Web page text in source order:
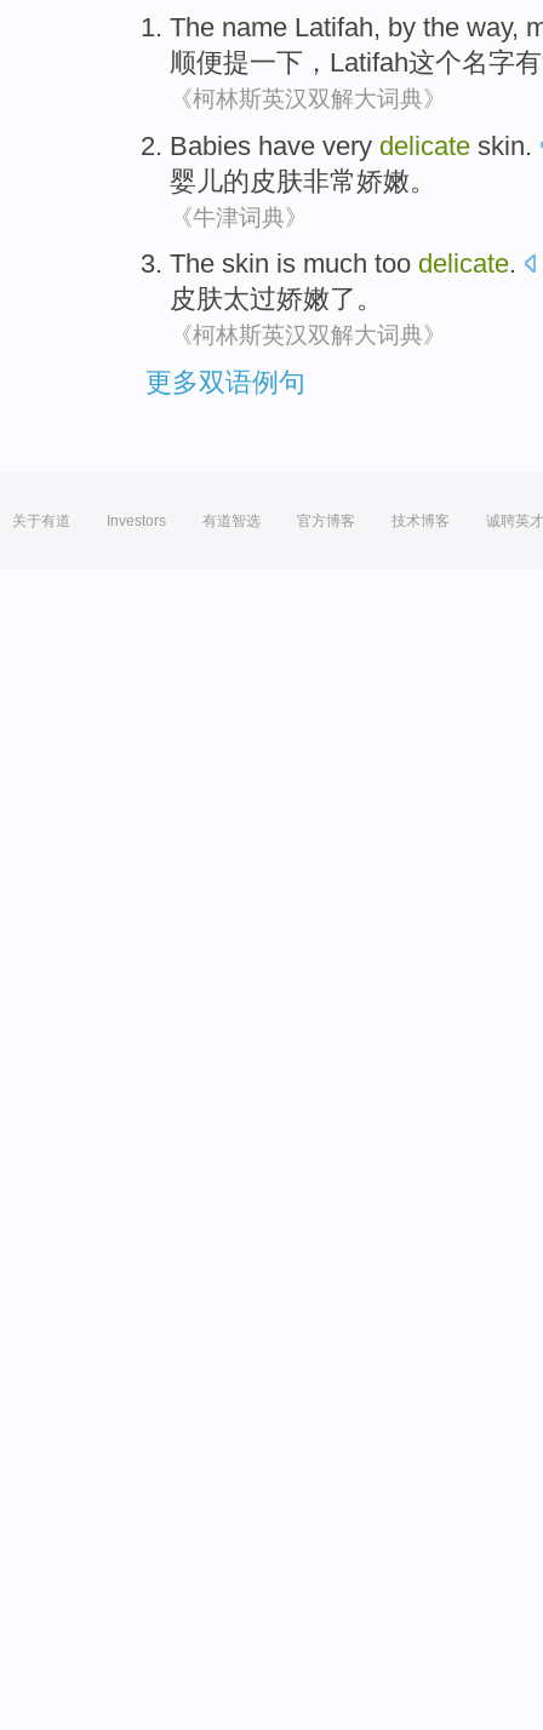
The name Latifah, by the way,
顺便提一下， Latifah这个名字有
《柯林斯英汉双解大词典》
Babies have very delicate skin.
婴儿的 皮肤非常娇嫩。
《牛津词典》
The skin is much too delicate.
皮肤太过娇嫩了。
《柯林斯英汉双解大词典》
更多双语例句
关于有道 Investors 有道智选 官方博客 技术博客 诚聘英才